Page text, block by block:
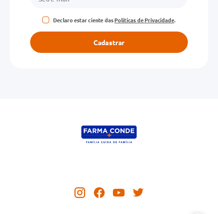
Declaro estar ciente dasPolíticas de Privacidade.
Cadastrar